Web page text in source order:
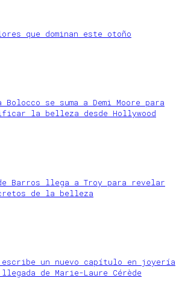
que dominan este otoño
se suma a Demi Moore para
la belleza desde Hollywood
Barros llega a Troy para revelar
de la belleza
escribe un nuevo capítulo en joyería
de Marie-Laure Cérède